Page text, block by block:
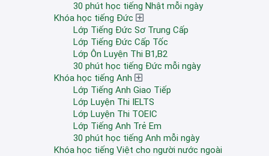
30 phút học tiếng Nhật mỗi ngày
Khóa học tiếng Đức
Lớp Tiếng Đức Sơ Trung Cấp
Lớp Tiếng Đức Cấp Tốc
Lớp Ôn Luyện Thi B1,B2
30 phút học tiếng Đức mỗi ngày
Khóa học tiếng Anh
Lớp Tiếng Anh Giao Tiếp
Lớp Luyện Thi IELTS
Lớp Luyện Thi TOEIC
Lớp Tiếng Anh Trẻ Em
30 phút học tiếng Anh mỗi ngày
Khóa học tiếng Việt cho người nước ngoài